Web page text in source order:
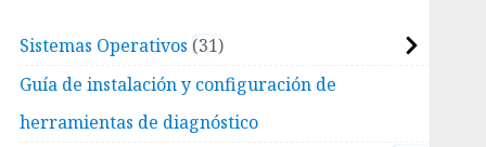
Sistemas Operativos 31
Guía de instalación y configuración de
herramientas de diagnóstico